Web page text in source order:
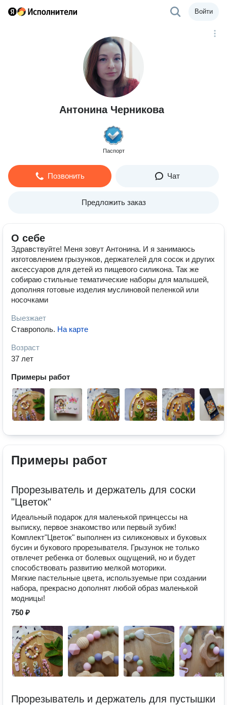
Войти
Антонина Черникова
Паспорт
Позвонить Чат
Предложить заказ
О себе
Здравствуйте! Меня зовут Антонина. И я занимаюсь
изготовлением грызунков, держателей для сосок и других
аксессуаров для детей из пищевого силикона. Так же
собираю стильные тематические наборы для малышей,
дополняя готовые изделия муслиновой пеленкой или
носочками
Выезжает
Ставрополь. На карте
Возраст
37 лет
Примеры работ
Примеры работ
Прорезыватель и держатель для соски
"Цветок"
Идеальный подарок для маленькой принцессы на
выписку, первое знакомство или первый зубик!
Комплект"Цветок" выполнен из силиконовых и буковых
бусин и букового прорезывателя. Грызунок не только
отвлечет ребенка от болевых ощущений, но и будет
способствовать развитию мелкой моторики.
Мягкие пастельные цвета, используемые при создании
набора, прекрасно дополнят любой образ маленькой
модницы!
750 ₽
Прорезыватель и держатель для пустышки